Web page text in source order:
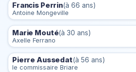
Francis Perrin(à 66 ans)
Antoine Mongeville
Marie Mouté(à 30 ans)
Axelle Ferrano
Pierre Aussedat(à 56 ans)
le commissaire Briare